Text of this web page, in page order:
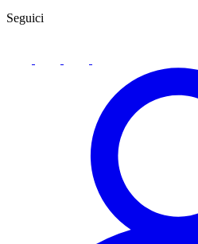
Seguici